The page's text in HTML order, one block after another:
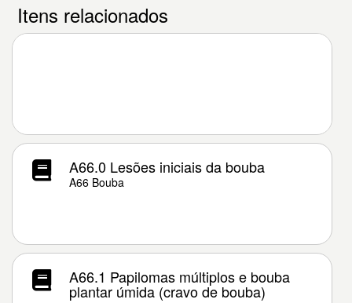
Itens relacionados
A66.0 Lesões iniciais da bouba
A66 Bouba
A66.1 Papilomas múltiplos e bouba
plantar úmida (cravo de bouba)